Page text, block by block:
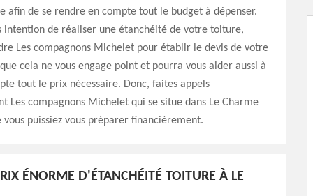
afin de se rendre en compte tout le budget à dépenser.
intention de réaliser une étanchéité de votre toiture,
Les compagnons Michelet pour établir le devis de votre
cela ne vous engage point et pourra vous aider aussi à
tout le prix nécessaire. Donc, faites appels
Les compagnons Michelet qui se situe dans Le Charme
vous puissiez vous préparer financièrement.
ÉNORME D'ÉTANCHÉITÉ TOITURE À LE